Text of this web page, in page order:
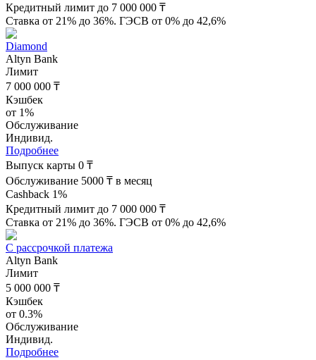
Кредитный лимит до 7 000 000 ₸
Ставка от 21% до 36%. ГЭСВ от 0% до 42,6%
Diamond
Altyn Bank
Лимит
7 000 000 ₸
Кэшбек
от 1%
Обслуживание
Индивид.
Подробнее
Выпуск карты 0 ₸
Обслуживание 5000 ₸ в месяц
Cashback 1%
Кредитный лимит до 7 000 000 ₸
Ставка от 21% до 36%. ГЭСВ от 0% до 42,6%
С рассрочкой платежа
Altyn Bank
Лимит
5 000 000 ₸
Кэшбек
от 0.3%
Обслуживание
Индивид.
Подробнее